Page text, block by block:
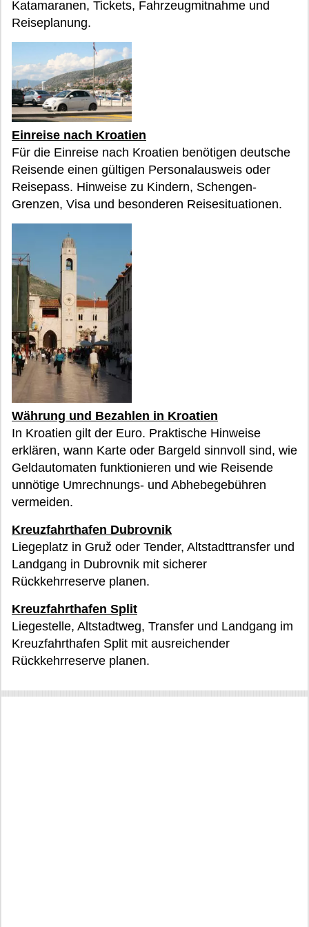
Katamaranen, Tickets, Fahrzeugmitnahme und
Reiseplanung.
Einreise nach Kroatien
Für die Einreise nach Kroatien benötigen deutsche
Reisende einen gültigen Personalausweis oder
Reisepass. Hinweise zu Kindern, Schengen-
Grenzen, Visa und besonderen Reisesituationen.
Währung und Bezahlen in Kroatien
In Kroatien gilt der Euro. Praktische Hinweise
erklären, wann Karte oder Bargeld sinnvoll sind, wie
Geldautomaten funktionieren und wie Reisende
unnötige Umrechnungs- und Abhebegebühren
vermeiden.
Kreuzfahrthafen Dubrovnik
Liegeplatz in Gruž oder Tender, Altstadttransfer und
Landgang in Dubrovnik mit sicherer
Rückkehrreserve planen.
Kreuzfahrthafen Split
Liegestelle, Altstadtweg, Transfer und Landgang im
Kreuzfahrthafen Split mit ausreichender
Rückkehrreserve planen.